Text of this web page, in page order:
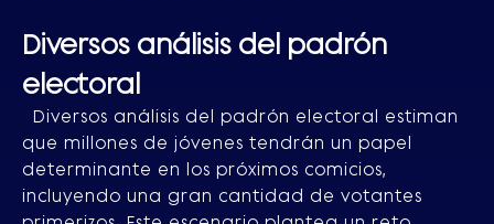
Diversos análisis del padrón
electoral
Diversos análisis del padrón electoral estiman
que millones de jóvenes tendrán un papel
determinante en los próximos comicios,
incluyendo una gran cantidad de votantes